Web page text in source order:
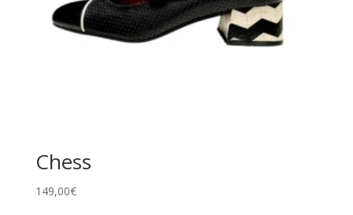
Chess
149,00€